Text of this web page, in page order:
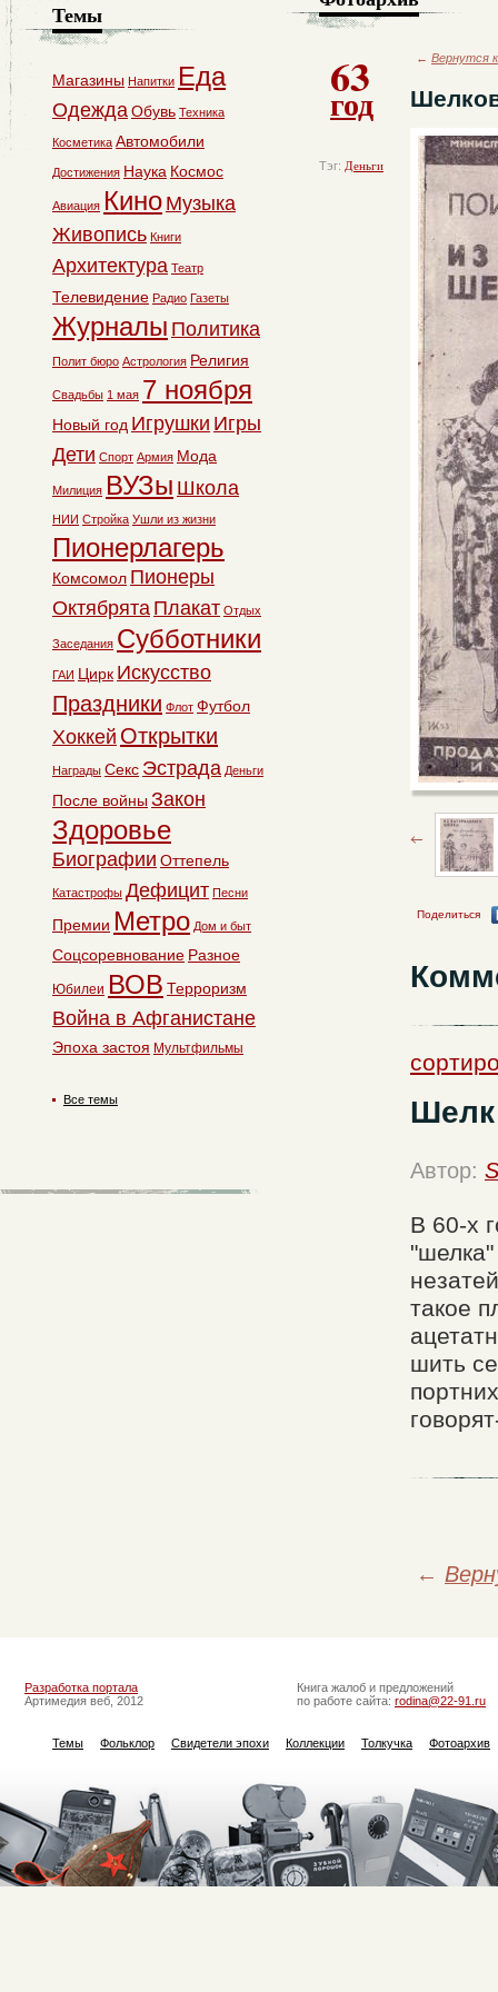
63
год
Тэг: Деньги
← Вернутся
Поделиться
Шелк
Автор:
В 60-х
такое
шить
←
Темы
Магазины Напитки Еда
ОдеждаОбувь Техника
Косметика Автомобили
Достижения Наука Космос
Авиация Кино Музыка
Живопись Книги
Архитектура Театр
Телевидение Радио Газеты
Журналы Политика
Полит бюро Астрология Религия
Свадьбы 1 мая 7 ноября
Новый год Игрушки Игры
Дети Спорт Армия Мода
Милиция ВУЗы Школа
НИИ Стройка Ушли из жизни
Пионерлагерь
Комсомол Пионеры
Октябрята Плакат Отдых
Заседания Субботники
ГАИ Цирк Искусство
Праздники Флот Футбол
Хоккей Открытки
Награды Секс Эстрада Деньги
После войны Закон
Здоровье
Биографии Оттепель
Катастрофы Дефицит Песни
Премии Метро Дом и быт
Соцсоревнование Разное
Юбилеи ВОВ Терроризм
Война в Афганистане
Эпоха застоя Мультфильмы
Все темы
Разработка портала
Артимедия веб, 2012
Книга жалоб и предложений
по работе сайта: rodina@22-91.ru
Темы Фольклор Свидетели эпохи Коллекции Толкучка Фотоархив